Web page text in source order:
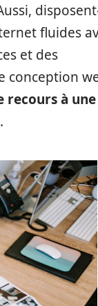
fluides
et des
conception
recours à une